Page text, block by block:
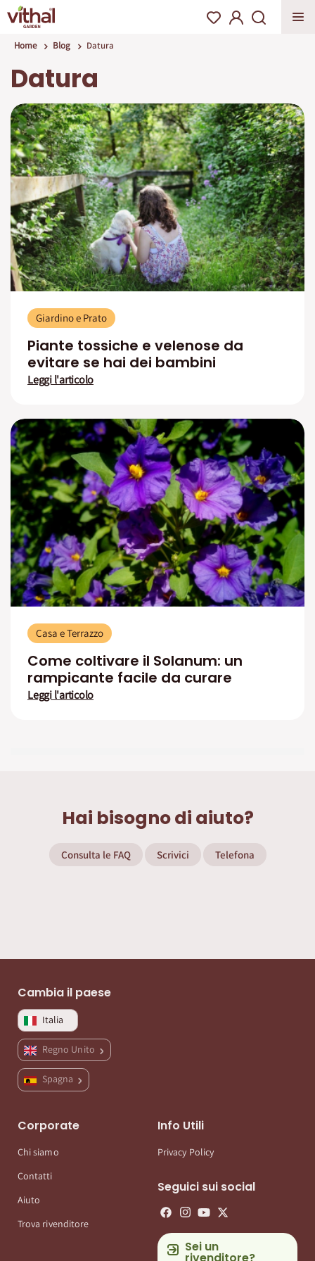
Home Blog Datura
Datura
Giardino e Prato
Piante tossiche e velenose da
evitare se hai dei bambini
Leggi l'articolo
Casa e Terrazzo
Come coltivare il Solanum: un
rampicante facile da curare
Leggi l'articolo
Hai bisogno di aiuto?
Consulta le FAQ Scrivici Telefona
Cambia il paese
Italia
Regno Unito
Spagna
Corporate
Chi siamo
Contatti
Aiuto
Trova rivenditore
Info Utili
Privacy Policy
Seguici sui social
Sei un